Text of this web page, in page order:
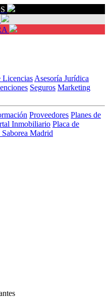
Licencias Asesoría Jurídica
Seguros Marketing
Proveedores Planes de
Inmobiliario Placa de
Madrid